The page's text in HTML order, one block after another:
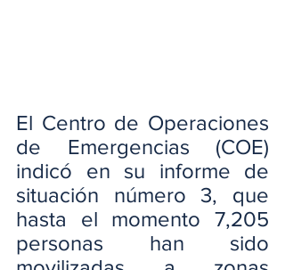
El Centro de Operaciones
de Emergencias (COE)
indicó en su informe de
situación número 3, que
hasta el momento 7,205
personas han sido